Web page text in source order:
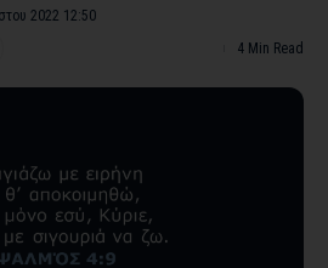
2022 12:50
4 Min Read